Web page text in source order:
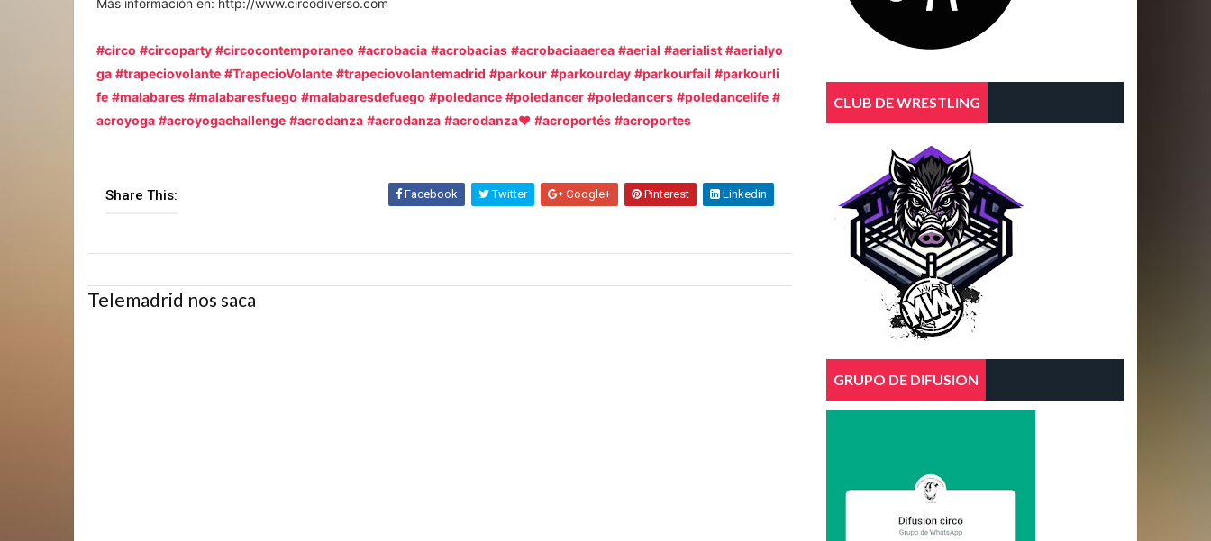
Más información en: http://www.circodiverso.com
#circo #circoparty #circocontemporaneo #acrobacia #acrobacias #acrobaciaaerea #aerial #aerialist #aerialyo
ga #trapeciovolante #TrapecioVolante #trapeciovolantemadrid #parkour #parkourday #parkourfail #parkourli
fe #malabares #malabaresfuego #malabaresdefuego #poledance #poledancer #poledancers #poledancelife #
acroyoga #acroyogachallenge #acrodanza #acrodanza #acrodanza❤ #acroportés #acroportes
Share This: Facebook Twitter Google+ Pinterest Linkedin
Telemadrid nos saca
CLUB DE WRESTLING
GRUPO DE DIFUSION